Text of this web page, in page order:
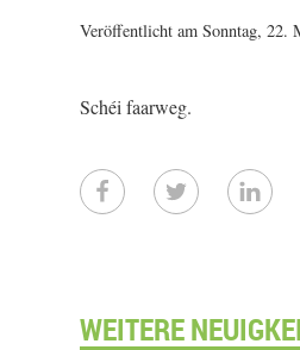
Veröffentlicht am Sonntag, 22.
Schéi faarweg.
WEITERE